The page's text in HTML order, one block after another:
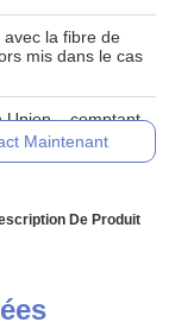
la fibre de
mis dans le cas
Union, , comptant,
Maintenant
De Produit